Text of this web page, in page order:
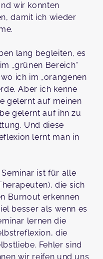
wir konnten
damit ich wieder
lang begleiten, es
„grünen Bereich“
ich im „orangenen
Aber ich kenne
gelernt auf meinen
gelernt auf ihn zu
Und diese
lernt man in
ist für alle
die sich
Burnout erkennen
besser als wenn es
lernen die
die
Fehler sind
wir reifen und uns